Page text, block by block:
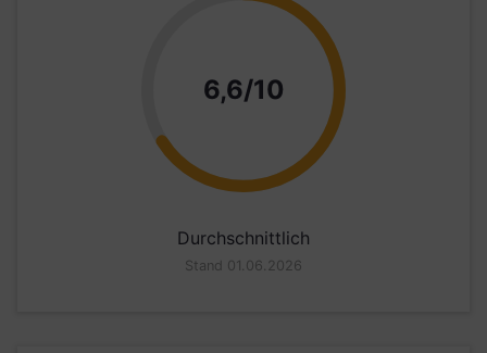
6,6/10 Punkte
Durchschnittlich
Stand 01.06.2026